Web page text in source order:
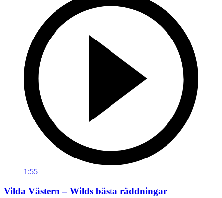
1:55
Vilda Västern – Wilds bästa räddningar